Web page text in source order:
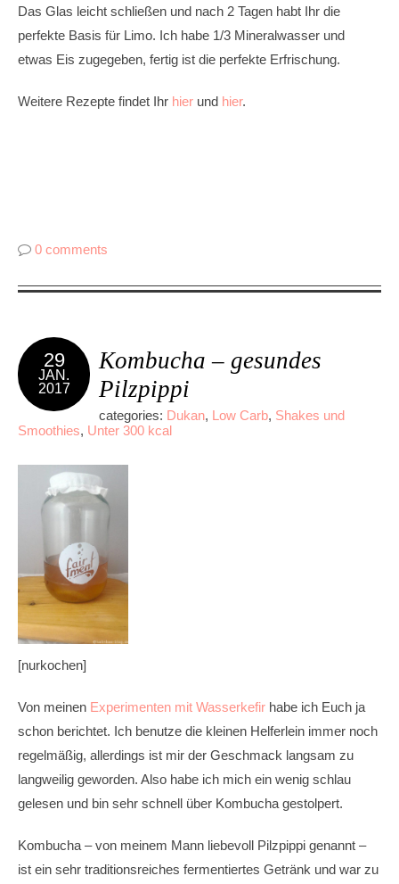
Das Glas leicht schließen und nach 2 Tagen habt Ihr die
perfekte Basis für Limo. Ich habe 1/3 Mineralwasser und
etwas Eis zugegeben, fertig ist die perfekte Erfrischung.
Weitere Rezepte findet Ihr hier und hier.
0 comments
29
JAN.
2017
Kombucha – gesundes
Pilzpippi
categories: Dukan, Low Carb, Shakes und
Smoothies, Unter 300 kcal
[nurkochen]
Von meinen Experimenten mit Wasserkefir habe ich Euch ja
schon berichtet. Ich benutze die kleinen Helferlein immer noch
regelmäßig, allerdings ist mir der Geschmack langsam zu
langweilig geworden. Also habe ich mich ein wenig schlau
gelesen und bin sehr schnell über Kombucha gestolpert.
Kombucha – von meinem Mann liebevoll Pilzpippi genannt –
ist ein sehr traditionsreiches fermentiertes Getränk und war zu